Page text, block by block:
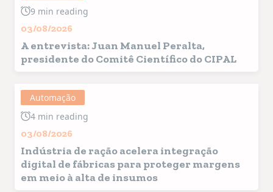
9 min reading
03/08/2026
A entrevista: Juan Manuel Peralta,
presidente do Comitê Científico do CIPAL
Automação
4 min reading
03/08/2026
Indústria de ração acelera integração
digital de fábricas para proteger margens
em meio à alta de insumos